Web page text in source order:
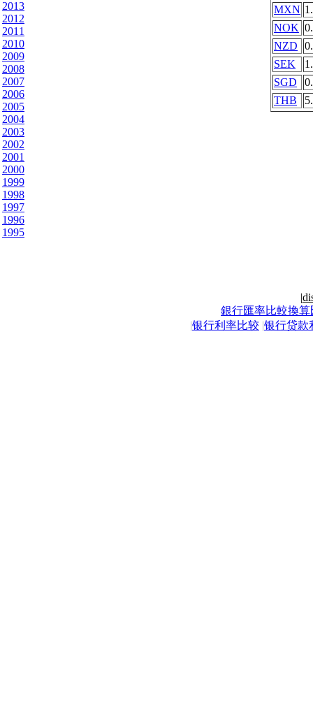
2013
2012
2011
2010
2009
2008
2007
2006
2005
2004
2003
2002
2001
2000
1999
1998
1997
1996
1995
MXN
NOK
NZD
SEK
SGD
THB
|
銀行匯率比較換算
|银行利率比较 |银行贷款